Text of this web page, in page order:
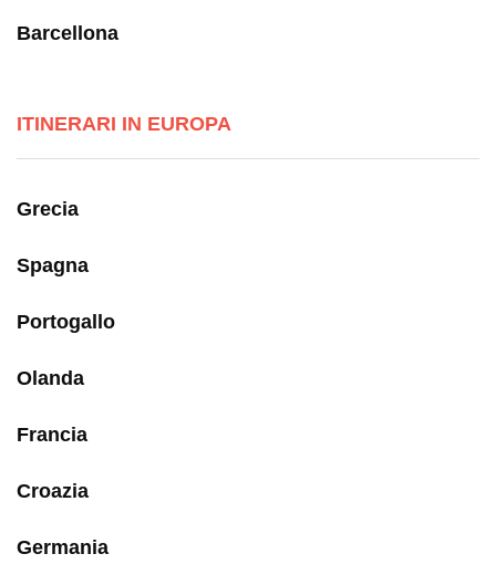
Barcellona
ITINERARI IN EUROPA
Grecia
Spagna
Portogallo
Olanda
Francia
Croazia
Germania